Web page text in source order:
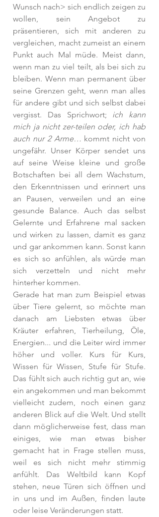
Wunsch nach> sich endlich zeigen zu
wollen, sein Angebot zu
präsentieren, sich mit anderen zu
vergleichen, macht zumeist an einem
Punkt auch Mal müde. Meist dann,
wenn man zu viel teilt, als bei sich zu
bleiben. Wenn man permanent über
seine Grenzen geht, wenn man alles
für andere gibt und sich selbst dabei
vergisst. Das Sprichwort; ich kann
mich ja nicht zer-teilen oder, ich hab
auch nur 2 Arme… kommt nicht von
ungefähr. Unser Körper sendet uns
auf seine Weise kleine und große
Botschaften bei all dem Wachstum,
den Erkenntnissen und erinnert uns
an Pausen, verweilen und an eine
gesunde Balance. Auch das selbst
Gelernte und Erfahrene mal sacken
und wirken zu lassen, damit es ganz
und gar ankommen kann. Sonst kann
es sich so anfühlen, als würde man
sich verzetteln und nicht mehr
hinterher kommen.
Gerade hat man zum Beispiel etwas
über Tiere gelernt, so möchte man
danach am Liebsten etwas über
Kräuter erfahren, Tierheilung, Öle,
Energien... und die Leiter wird immer
höher und voller. Kurs für Kurs,
Wissen für Wissen, Stufe für Stufe.
Das fühlt sich auch richtig gut an, wie
ein angekommen und man bekommt
vielleicht zudem, noch einen ganz
anderen Blick auf die Welt. Und stellt
dann möglicherweise fest, dass man
einiges, wie man etwas bisher
gemacht hat in Frage stellen muss,
weil es sich nicht mehr stimmig
anfühlt. Das Weltbild kann Kopf
stehen, neue Türen sich öffnen und
in uns und im Außen, finden laute
oder leise Veränderungen statt.